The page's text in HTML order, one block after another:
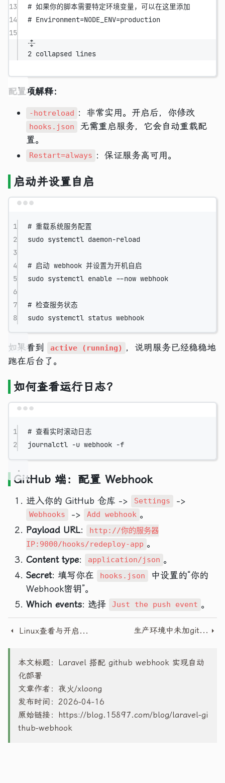
13
# 如果你的脚本需要特定环境变量，可以在这里添加
14
# Environment=NODE_ENV=production
15
2 collapsed lines
配置项解释：
-hotreload ：非常实用。开启后，你修改
hooks.json
无需重启服务，它会自动重载配
置。
Restart=always ：保证服务高可用。
启动并设置自启
1
# 重载系统服务配置
2
sudo systemctl daemon-reload
3
4
# 启动 webhook 并设置为开机自启
5
sudo systemctl enable --now webhook
6
7
# 检查服务状态
8
sudo systemctl status webhook
如果看到 active (running) ，说明服务已经稳稳地
跑在后台了。
如何查看运行日志？
1
# 查看实时滚动日志
2
journalctl -u webhook -f
GitHub 端：配置 Webhook
进入你的 GitHub 仓库 -> Settings ->
Webhooks -> Add webhook 。
Payload URL:
http://你的服务器
IP:9000/hooks/redeploy-app 。
Content type: application/json 。
Secret: 填写你在 hooks.json
中设置的“你的
Webhook密钥”。
Which events: 选择 Just the push event 。
Linux查看与开启swap 生产环境中未加git仓库 在不影响生产环境的同时附加上git
本文标题：Laravel 搭配 github webhook 实现自动
化部署
文章作者：夜火/xloong
发布时间：2026-04-16
原始链接： https://blog.15897.com/blog/laravel-gi
thub-webhook